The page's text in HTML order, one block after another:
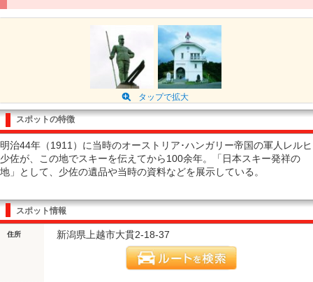
タップで拡大
スポットの特徴
明治44年（1911）に当時のオーストリア･ハンガリー帝国の軍人レルヒ
少佐が、この地でスキーを伝えてから100余年。「日本スキー発祥の
地」として、少佐の遺品や当時の資料などを展示している。
スポット情報
住所 新潟県上越市大貫2-18-37